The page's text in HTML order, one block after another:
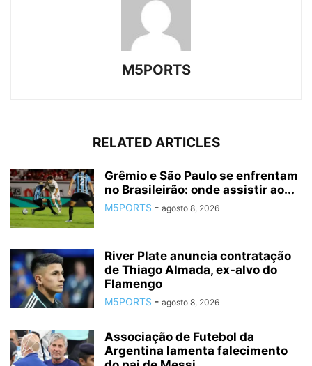
M5PORTS
RELATED ARTICLES
Grêmio e São Paulo se enfrentam
no Brasileirão: onde assistir ao...
M5PORTS - agosto 8, 2026
River Plate anuncia contratação
de Thiago Almada, ex-alvo do
Flamengo
M5PORTS - agosto 8, 2026
Associação de Futebol da
Argentina lamenta falecimento